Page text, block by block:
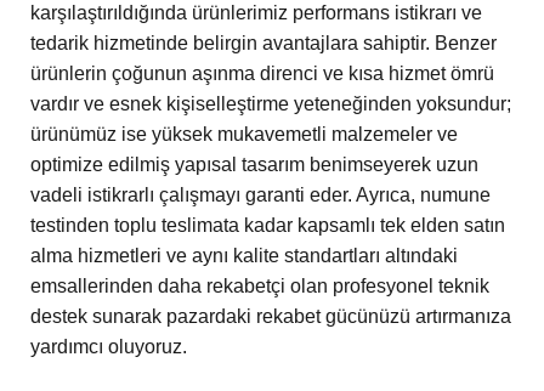
karşılaştırıldığında ürünlerimiz performans istikrarı ve
tedarik hizmetinde belirgin avantajlara sahiptir. Benzer
ürünlerin çoğunun aşınma direnci ve kısa hizmet ömrü
vardır ve esnek kişiselleştirme yeteneğinden yoksundur;
ürünümüz ise yüksek mukavemetli malzemeler ve
optimize edilmiş yapısal tasarım benimseyerek uzun
vadeli istikrarlı çalışmayı garanti eder. Ayrıca, numune
testinden toplu teslimata kadar kapsamlı tek elden satın
alma hizmetleri ve aynı kalite standartları altındaki
emsallerinden daha rekabetçi olan profesyonel teknik
destek sunarak pazardaki rekabet gücünüzü artırmanıza
yardımcı oluyoruz.